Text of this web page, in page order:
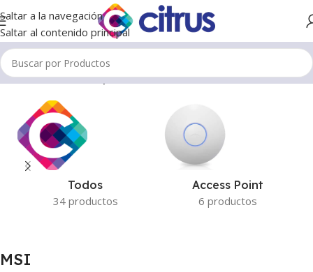
Saltar a la navegación
Saltar al contenido principal
Inicio/Productos etiquetados “MSI”
Todos
34 productos
Access Point
6 productos
MSI